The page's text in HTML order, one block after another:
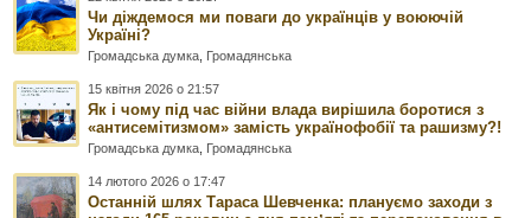
Чи діждемося ми поваги до українців у воюючій
Україні?
Громадська думка Громадянська
15 квітня 2026 о 21:57
Як і чому під час війни влада вирішила боротися з
«антисемітизмом» замість українофобії та рашизму?!
Громадська думка Громадянська
14 лютого 2026 о 17:47
Останній шлях Тараса Шевченка: плануємо заходи з